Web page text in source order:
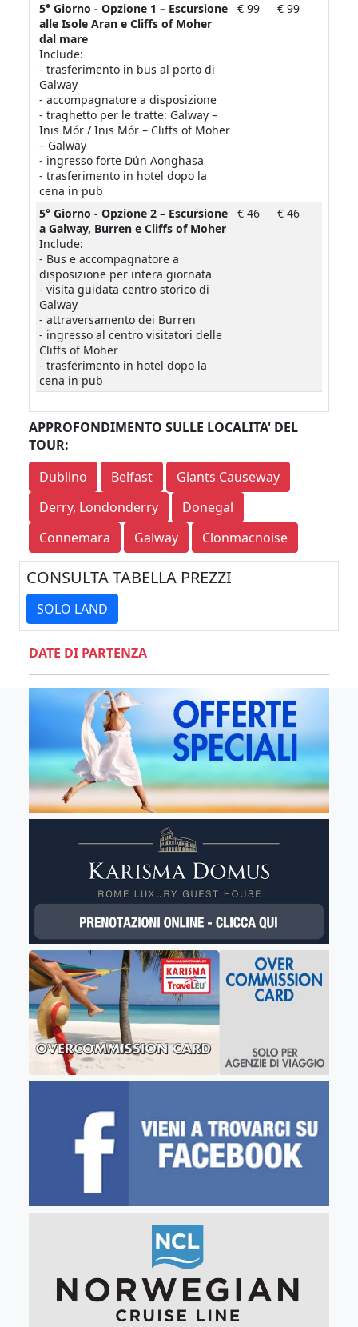
5° Giorno - Opzione 1 – Escursione
alle Isole Aran e Cliffs of Moher
dal mare
Include:
- trasferimento in bus al porto di
Galway
- accompagnatore a disposizione
- traghetto per le tratte: Galway –
Inis Mór / Inis Mór – Cliffs of Moher
– Galway
- ingresso forte Dún Aonghasa
- trasferimento in hotel dopo la
cena in pub
€ 99 € 99
5° Giorno - Opzione 2 – Escursione
a Galway, Burren e Cliffs of Moher
Include:
- Bus e accompagnatore a
disposizione per intera giornata
- visita guidata centro storico di
Galway
- attraversamento dei Burren
- ingresso al centro visitatori delle
Cliffs of Moher
- trasferimento in hotel dopo la
cena in pub
€ 46 € 46
APPROFONDIMENTO SULLE LOCALITA' DEL
TOUR:
Dublino
Belfast
Giants Causeway
Derry, Londonderry
Donegal
Connemara
Galway Clonmacnoise
CONSULTA TABELLA PREZZI
SOLO LAND
DATE DI PARTENZA